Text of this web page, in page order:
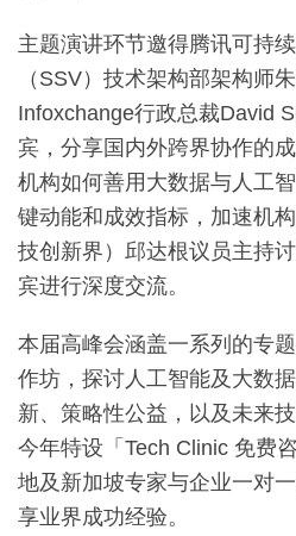
主题演讲环节邀得腾讯可持
（SSV）技术架构部架构师
Infoxchange行政总裁David
宾，分享国内外跨界协作的
机构如何善用大数据与人工
键动能和成效指标，加速机
技创新界）邱达根议员主持
宾进行深度交流。
本届高峰会涵盖一系列的专
作坊，探讨人工智能及大数
新、策略性公益，以及未来
今年特设「Tech Clinic 免费
地及新加坡专家与企业一对
享业界成功经验。